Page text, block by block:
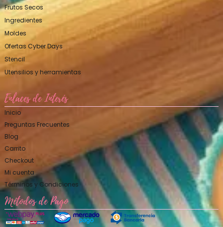
Frutos Secos
Ingredientes
Moldes
Ofertas Cyber Days
Stencil
Utensilios y herramientas
Enlaces de Interés
Inicio
Preguntas Frecuentes
Blog
Carrito
Checkout
Mi cuenta
Términos y Condiciones
Métodos de Pago